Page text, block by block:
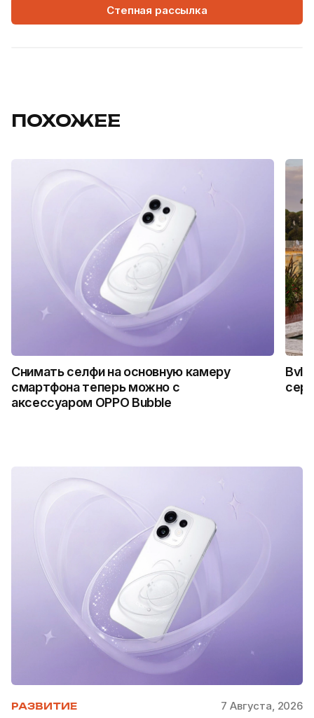
Степная рассылка
ПОХОЖЕЕ
Снимать селфи на основную камеру
смартфона теперь можно с
аксессуаром OPPO Bubble
РАЗВИТИЕ 7 Августа, 2026